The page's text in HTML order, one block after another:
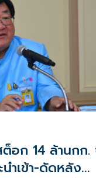
ต็อก 14 ล้านกก.
ำเข้า-ดัดหลัง